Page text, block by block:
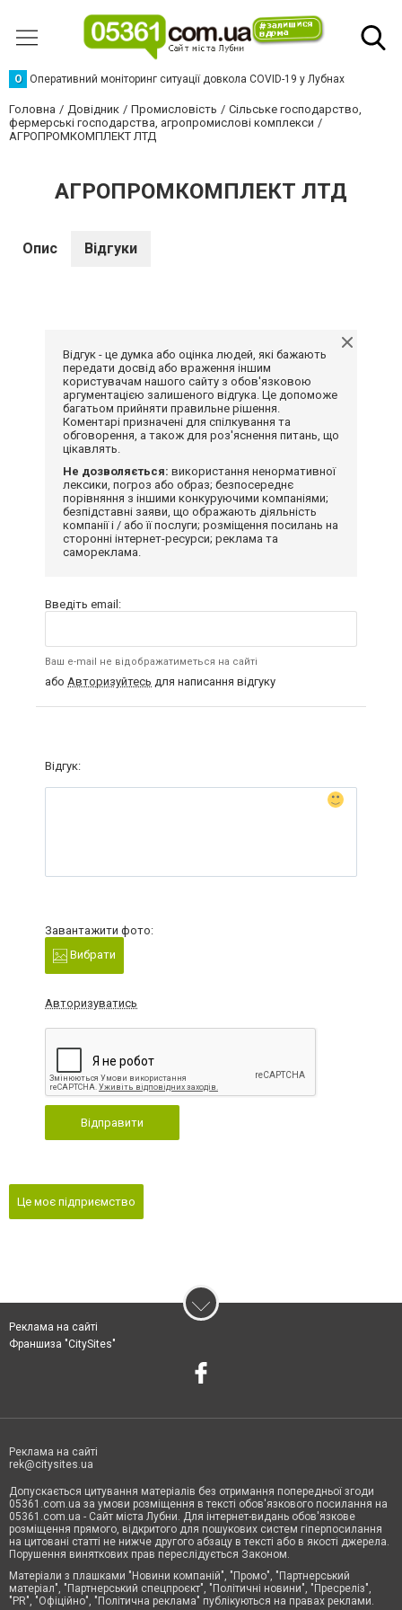
О Оперативний моніторинг ситуації довкола COVID-19 у Лубнах
Головна Довідник Промисловість
Сільське господарство,
фермерські господарства, агропромислові комплекси
АГРОПРОМКОМПЛЕКТ ЛТД
АГРОПРОМКОМПЛЕКТ ЛТД
Опис Відгуки
Відгук - це думка або оцінка людей, які бажають
передати досвід або враження іншим
користувачам нашого сайту з обов'язковою
аргументацією залишеного відгука. Це допоможе
багатьом прийняти правильне рішення.
Коментарі призначені для спілкування та
обговорення, а також для роз'яснення питань, що
цікавлять.
Не дозволяється: використання ненормативної
лексики, погроз або образ; безпосереднє
порівняння з іншими конкуруючими компаніями;
безпідставні заяви, що ображають діяльність
компанії і / або її послуги; розміщення посилань на
сторонні інтернет-ресурси; реклама та
самореклама.
Введіть email:
Ваш e-mail не відображатиметься на сайті
або Авторизуйтесь для написання відгуку
Відгук:
Завантажити фото:
Вибрати
Авторизуватись
Відправити
Це моє підприємство
Реклама на сайті
Франшиза "CitySites"
Реклама на сайті
rek@citysites.ua
Допускається цитування матеріалів без отримання попередньої згоди
05361.com.ua за умови розміщення в тексті обов'язкового посилання на
05361.com.ua - Сайт міста Лубни. Для інтернет-видань обов'язкове
розміщення прямого, відкритого для пошукових систем гіперпосилання
на цитовані статті не нижче другого абзацу в тексті або в якості джерела.
Порушення виняткових прав переслідується Законом.
Матеріали з плашками "Новини компаній", "Промо", "Партнерський
матеріал", "Партнерський спецпроєкт", "Політичні новини", "Пресреліз",
"PR", "Офіційно", "Політична реклама" публікуються на правах реклами.